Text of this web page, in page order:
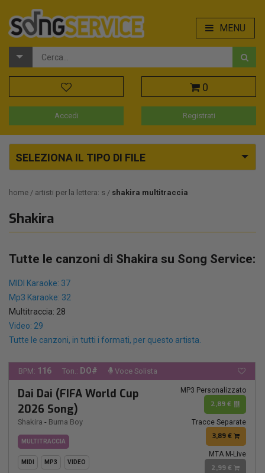
MENU
0
Accedi Registrati
SELEZIONA IL TIPO DI FILE
home artisti per la lettera: s shakira multitraccia
Shakira
Tutte le canzoni di Shakira su Song Service:
MIDI Karaoke: 37
Mp3 Karaoke: 32
Multitraccia: 28
Video: 29
Tutte le canzoni, in tutti i formati, per questo artista.
BPM: 116 Ton.: DO# Voce Solista
Dai Dai (FIFA World Cup
2026 Song)
Shakira - Burna Boy
MULTITRACCIA
MIDI MP3 VIDEO
MP3 Personalizzato
2,89 €
Tracce Separate
3,89 €
MTA M-Live
2,99 €